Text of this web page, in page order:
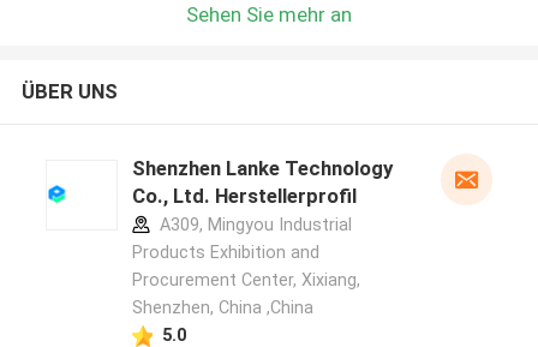
Sehen Sie mehr an
ÜBER UNS
Shenzhen Lanke Technology
Co., Ltd. Herstellerprofil
A309, Mingyou Industrial
Products Exhibition and
Procurement Center, Xixiang,
Shenzhen, China ,China
5.0